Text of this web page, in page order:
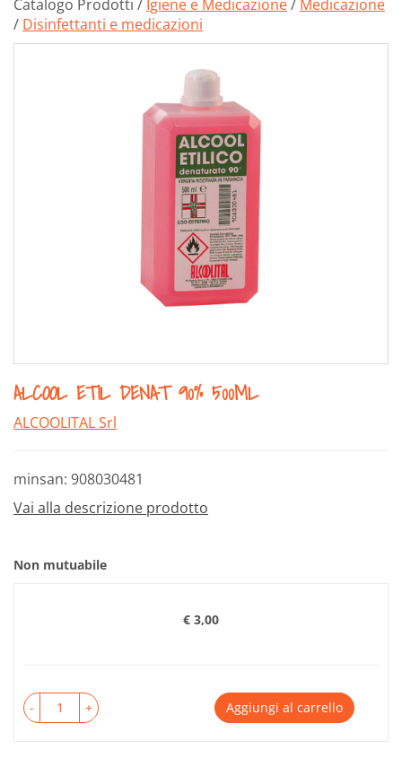
Catalogo Prodotti / Igiene e Medicazione/ Medicazione
/ Disinfettanti e medicazioni
ALCOOL ETIL DENAT 90% 500ML
ALCOOLITAL Srl
minsan: 908030481
Vai alla descrizione prodotto
Non mutuabile
Prezzo
€ 3,00
- + Aggiungi al carrello